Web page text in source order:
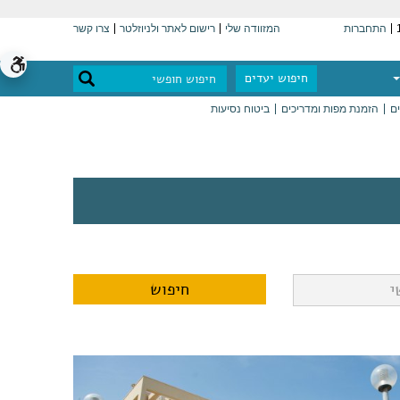
התחברות המזוודה שלי רישום לאתר ולניוזלטר צרו קשר
חיפוש יעדים
הזמנת מפות ומדריכים ביטוח נסיעות